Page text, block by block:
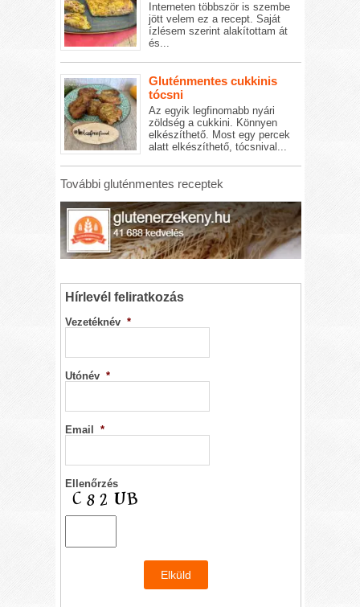
Interneten többször is szembe
jött velem ez a recept. Saját
ízlésem szerint alakítottam át
és...
Gluténmentes cukkinis
tócsni
Az egyik legfinomabb nyári
zöldség a cukkini. Könnyen
elkészíthető. Most egy percek
alatt elkészíthető, tócsnival...
További gluténmentes receptek
Hírlevél feliratkozás
Vezetéknév *
Utónév *
Email *
Ellenőrzés